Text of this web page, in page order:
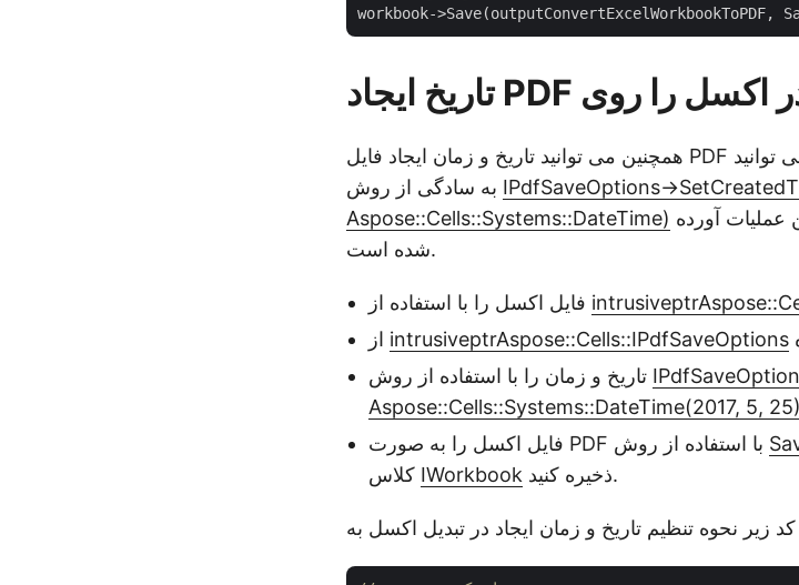
همچنین می توانید تاریخ و زمان ایجاد فایل PDF تبدیل شده را تنظیم کنید. برای این کار، می توانید
IPdfSaveOptions-
Aspose::Cells::Systems::DateTime)
شده است.
intrusiveptr
intrusiveptrAspose::Cells::IPdfSaveOptions
Aspose::Cells::Systems::DateTime(2017, 5,
IWorkbook ذخیره کنید.